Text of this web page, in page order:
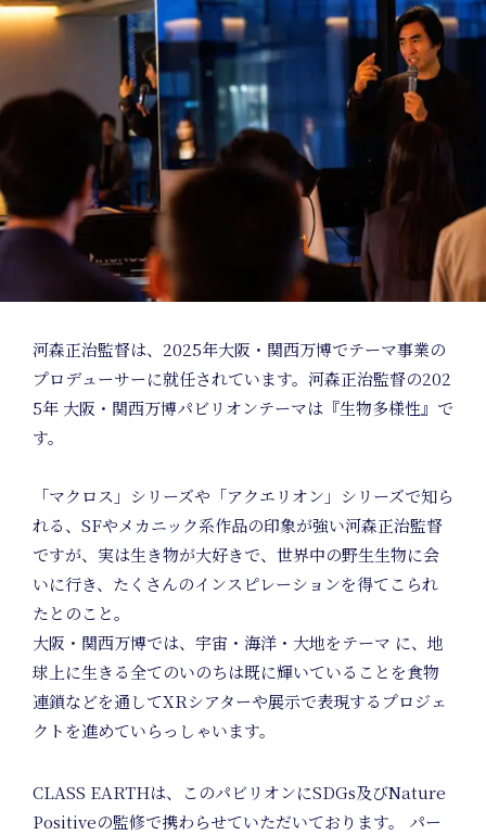
河森正治監督は、2025年大阪・関⻄万博でテーマ事業の
プロデューサーに就任されています。河森正治監督の202
5年 大阪・関⻄万博パビリオンテーマは『生物多様性』で
す。
「マクロス」シリーズや「アクエリオン」シリーズで知ら
れる、SFやメカニック系作品の印象が強い河森正治監督
ですが、実は生き物が大好きで、世界中の野生生物に会
いに行き、たくさんのインスピレーションを得てこられ
たとのこと。
大阪・関⻄万博では、宇宙・海洋・大地をテーマ に、地
球上に生きる全てのいのちは既に輝いていることを食物
連鎖などを通してXRシアターや展示で表現するプロジェ
クトを進めていらっしゃいます。
CLASS EARTHは、このパビリオンにSDGs及びNature
Positiveの監修で携わらせていただいております。 パー